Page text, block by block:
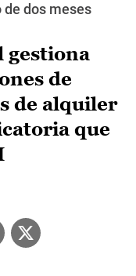
dos meses
gestiona
de
de alquiler
que